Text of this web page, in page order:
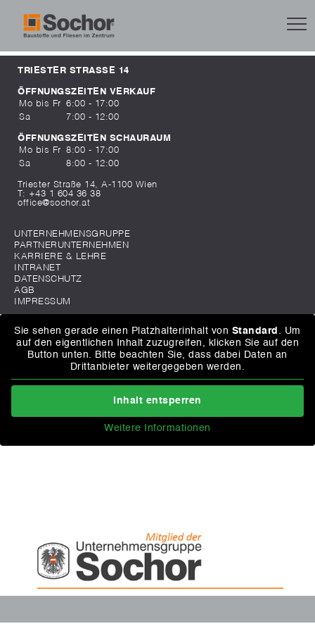
TRIESTER STRASSE 14
ÖFFNUNGSZEITEN VERKAUF
Mo bis Fr
6:00 - 17:00
Sa
7:00 - 12:00
ÖFFNUNGSZEITEN SCHAURAUM
Mo bis Fr
8:00 - 17:00
Sa
8:00 - 12:00
Triester Straße 14, A-1100 Wien
T: +43 1 604 36 38
office@sochor.at
UNTERNEHMENSGRUPPE
PARTNERUNTERNEHMEN
KARRIERE & LEHRE
INTRANET
DATENSCHUTZ
AGB
IMPRESSUM
Sie sehen gerade einen Platzhalterinhalt von Standard . Um
auf den eigentlichen Inhalt zuzugreifen, klicken Sie auf den
Button unten. Bitte beachten Sie, dass dabei Daten an
Drittanbieter weitergegeben werden.
Inhalt entsperren
Weitere Informationen